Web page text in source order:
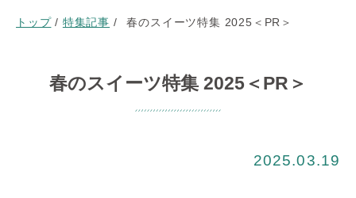
トップ / 特集記事 / 春のスイーツ特集 2025＜PR＞
春のスイーツ特集 2025＜PR＞
2025.03.19